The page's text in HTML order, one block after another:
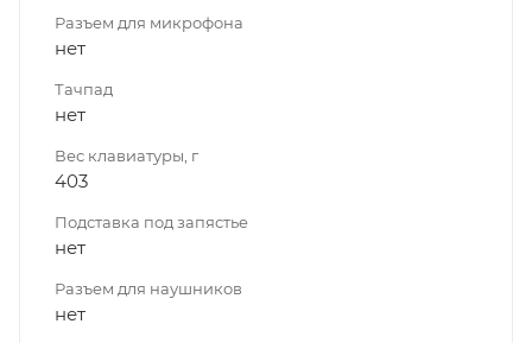
Разъем для микрофона
нет
Тачпад
нет
Вес клавиатуры, г
403
Подставка под запястье
нет
Разъем для наушников
нет